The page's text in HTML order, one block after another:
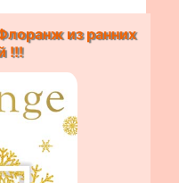
из ранних
!!!